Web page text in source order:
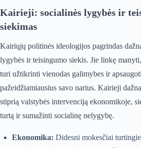
Kairieji: socialinės lygybės ir
siekimas
Kairiųjų politinės ideologijos pagrindas
lygybės ir teisingumo siekis. Jie linkę
turi užtikrinti vienodas galimybes ir apsaugoti
pažeidžiamiausius savo narius. Kairieji
stiprią valstybės intervenciją ekonomikoje,
turtą ir sumažinti socialinę nelygybę.
Ekonomika: Didesni mokesčiai